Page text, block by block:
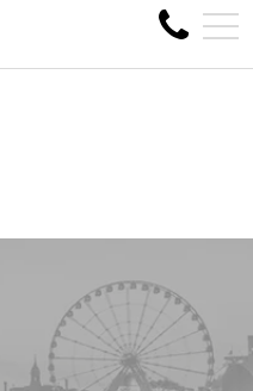
IMPORTE LA
QC, CA H1S 1A2
EN